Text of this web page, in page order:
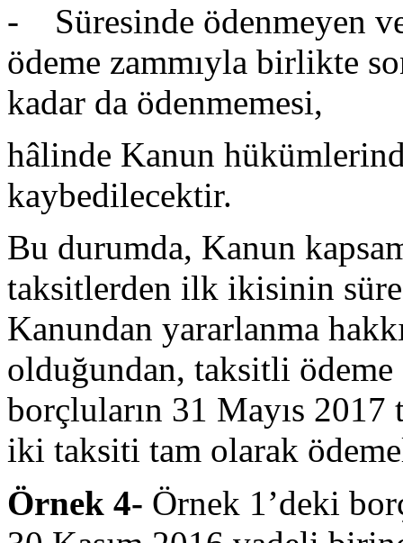
- Süresinde ödenmeyen
ödeme zammıyla birlikte
kadar da ödenmemesi,
hâlinde Kanun
kaybedilecektir.
Bu durumda, Kanun
taksitlerden ilk ikisinin
Kanundan yararlanma
olduğundan, taksitli ödeme
borçluların 31 Mayıs
iki taksiti tam olarak
Örnek 4- Örnek 1’deki